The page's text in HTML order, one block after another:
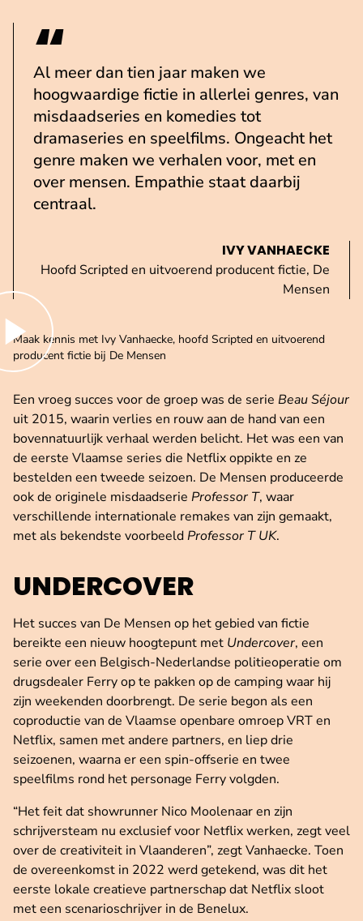
Al meer dan tien jaar maken we
hoogwaardige fictie in allerlei genres, van
misdaadseries en komedies tot
dramaseries en speelfilms. Ongeacht het
genre maken we verhalen voor, met en
over mensen. Empathie staat daarbij
centraal.
IVY VANHAECKE
Hoofd Scripted en uitvoerend producent fictie, De
Mensen
de video af
Maak kennis met Ivy Vanhaecke, hoofd Scripted en uitvoerend
producent fictie bij De Mensen
Een vroeg succes voor de groep was de serie Beau Séjour
uit 2015, waarin verlies en rouw aan de hand van een
bovennatuurlijk verhaal werden belicht. Het was een van
de eerste Vlaamse series die Netflix oppikte en ze
bestelden een tweede seizoen. De Mensen produceerde
ook de originele misdaadserie Professor T, waar
verschillende internationale remakes van zijn gemaakt,
met als bekendste voorbeeldProfessor T UK.
UNDERCOVER
Het succes van De Mensen op het gebied van fictie
bereikte een nieuw hoogtepunt met Undercover, een
serie over een Belgisch-Nederlandse politieoperatie om
drugsdealer Ferry op te pakken op de camping waar hij
zijn weekenden doorbrengt. De serie begon als een
coproductie van de Vlaamse openbare omroep VRT en
Netflix, samen met andere partners, en liep drie
seizoenen, waarna er een spin-offserie en twee
speelfilms rond het personage Ferry volgden.
“Het feit dat showrunner Nico Moolenaar en zijn
schrijversteam nu exclusief voor Netflix werken, zegt veel
over de creativiteit in Vlaanderen”, zegt Vanhaecke. Toen
de overeenkomst in 2022 werd getekend, was dit het
eerste lokale creatieve partnerschap dat Netflix sloot
met een scenarioschrijver in de Benelux.